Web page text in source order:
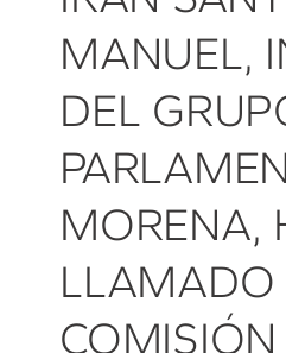
MANUEL,
DEL
MORENA,
LLAMADO